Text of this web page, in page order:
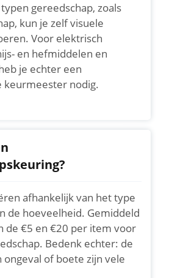
gereedschap, zoals
kun je zelf visuele
Voor elektrisch
en hefmiddelen en
je echter een
keurmeester nodig.
afhankelijk van het type
de hoeveelheid. Gemiddeld
de €5 en €20 per item voor
Bedenk echter: de
ongeval of boete zijn vele